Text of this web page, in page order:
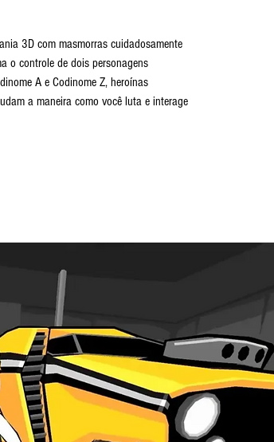
3D com masmorras cuidadosamente
o controle de dois personagens
A e Codinome Z, heroínas
a maneira como você luta e interage